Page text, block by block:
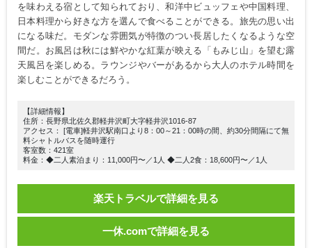
を味わえる宿として知られており、和洋中ビュッフェや中国料理、
日本料理から好きな方を選んで食べることができる。旅先の思い出
になる味だ。モダンな雰囲気が特徴のつい長居したくなるような空
間だ。お風呂は秋には鮮やかな紅葉が映える「もみじ山」を望む露
天風呂を楽しめる。ラウンジやバーがあるから大人のホテル時間を
楽しむことができるだろう。
【詳細情報】
住所：長野県北佐久郡軽井沢町大字軽井沢1016-87
アクセス： [電車]軽井沢駅南口より8：00～21：00時の間、約30分間隔にて無
料シャトルバスを随時運行
客室数：421室
料金：◆二人素泊まり：11,000円〜／1人 ◆二人2食：18,600円〜／1人
楽天トラベルで詳細を見る
一休.comで詳細を見る